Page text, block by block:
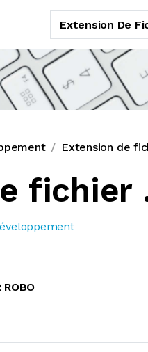
Extension De
Extension de
fichier
ROBO